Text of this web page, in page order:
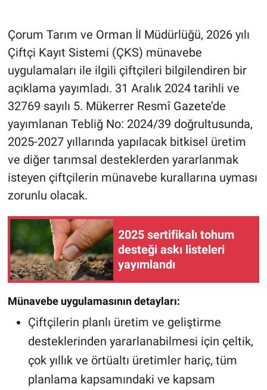
Çorum Tarım ve Orman İl Müdürlüğü, 2026 yılı
Çiftçi Kayıt Sistemi (ÇKS) münavebe
uygulamaları ile ilgili çiftçileri bilgilendiren bir
açıklama yayımladı. 31 Aralık 2024 tarihli ve
32769 sayılı 5. Mükerrer Resmî Gazete’de
yayımlanan Tebliğ No: 2024/39 doğrultusunda,
2025-2027 yıllarında yapılacak bitkisel üretim
ve diğer tarımsal desteklerden yararlanmak
isteyen çiftçilerin münavebe kurallarına uyması
zorunlu olacak.
2025 sertifikalı tohum
desteği askı listeleri
yayımlandı
Münavebe uygulamasının detayları:
Çiftçilerin planlı üretim ve geliştirme
desteklerinden yararlanabilmesi için çeltik,
çok yıllık ve örtüaltı üretimler hariç, tüm
planlama kapsamındaki ve kapsam